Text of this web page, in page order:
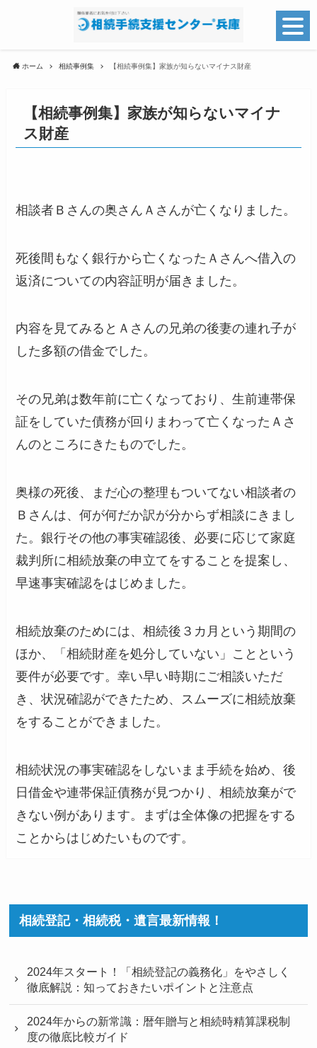
ホーム 相続事例集 【相続事例集】家族が知らないマイナス財産
【相続事例集】家族が知らないマイナ
ス財産
相談者Ｂさんの奥さんＡさんが亡くなりました。
死後間もなく銀行から亡くなったＡさんへ借入の
返済についての内容証明が届きました。
内容を見てみるとＡさんの兄弟の後妻の連れ子が
した多額の借金でした。
その兄弟は数年前に亡くなっており、生前連帯保
証をしていた債務が回りまわって亡くなったＡさ
んのところにきたものでした。
奥様の死後、まだ心の整理もついてない相談者の
Ｂさんは、何が何だか訳が分からず相談にきまし
た。銀行その他の事実確認後、必要に応じて家庭
裁判所に相続放棄の申立てをすることを提案し、
早速事実確認をはじめました。
相続放棄のためには、相続後３カ月という期間の
ほか、「相続財産を処分していない」ことという
要件が必要です。幸い早い時期にご相談いただ
き、状況確認ができたため、スムーズに相続放棄
をすることができました。
相続状況の事実確認をしないまま手続を始め、後
日借金や連帯保証債務が見つかり、相続放棄がで
きない例があります。まずは全体像の把握をする
ことからはじめたいものです。
相続登記・相続税・遺言最新情報！
2024年スタート！「相続登記の義務化」をやさしく
徹底解説：知っておきたいポイントと注意点
2024年からの新常識：暦年贈与と相続時精算課税制
度の徹底比較ガイド